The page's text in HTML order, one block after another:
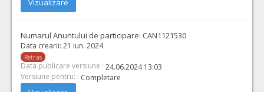
Vizualizare
Numarul Anuntului de participare: CAN1121530
Data crearii: 21 iun. 2024
Retras
Data publicare versiune : 24.06.2024 13:03
Versiune pentru: : Completare